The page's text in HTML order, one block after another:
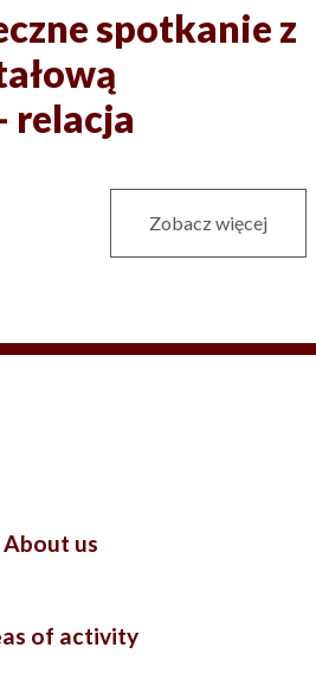
spotkanie z
relacja
Zobacz więcej
About us
of activity